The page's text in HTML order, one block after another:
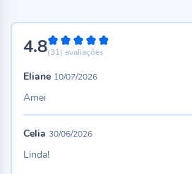
4.896%
(31) avaliações
Eliane 10/07/2026
Amei
Celia 30/06/2026
Linda!